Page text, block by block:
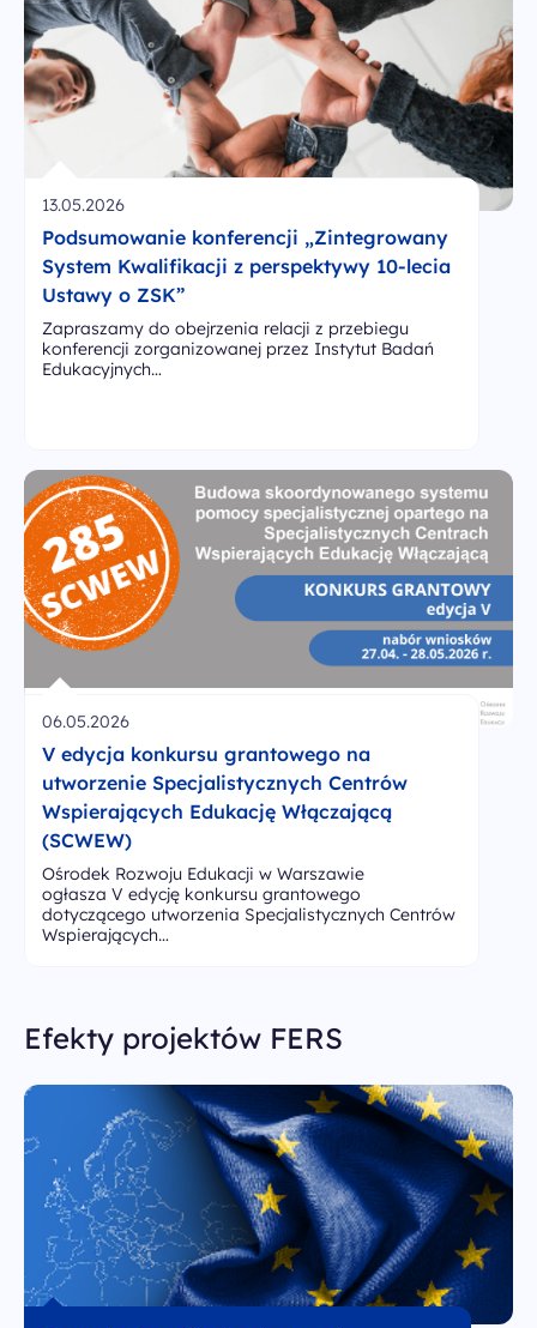
13.05.2026
Podsumowanie konferencji „Zintegrowany
System Kwalifikacji z perspektywy 10-lecia
Ustawy o ZSK”
Zapraszamy do obejrzenia relacji z przebiegu
konferencji zorganizowanej przez Instytut Badań
Edukacyjnych…
06.05.2026
V edycja konkursu grantowego na
utworzenie Specjalistycznych Centrów
Wspierających Edukację Włączającą
(SCWEW)
Ośrodek Rozwoju Edukacji w Warszawie
ogłasza V edycję konkursu grantowego
dotyczącego utworzenia Specjalistycznych Centrów
Wspierających…
Efekty projektów FERS